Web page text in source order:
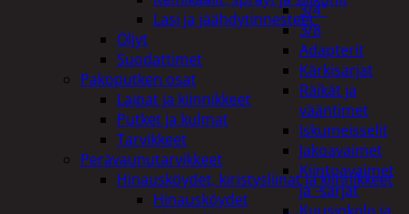
3/4"
3/8
Adapterit
Kärkisarjat
Räikät ja
vääntimet
Iskumeisselit
Jakoavaimet
Kiintoavaimet
ja -sarjat
Lasi ja jäähdytinnesteet
Öljyt
Suodattimet
Pakoputken osat
Laipat ja kiinnikkeet
Putket ja kulmat
Tarvikkeet
Perävaunutarvikkeet
Hinausköydet, kiristysliinat ja kiinnikkeet
Hinausköydet